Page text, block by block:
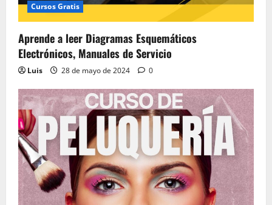
Cursos Gratis
Aprende a leer Diagramas Esquemáticos
Electrónicos, Manuales de Servicio
Luis 28 de mayo de 2024 0